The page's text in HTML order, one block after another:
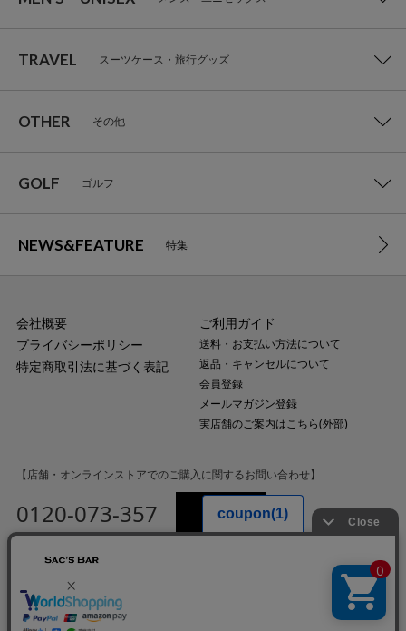
TRAVEL スーツケース・旅行グッズ
OTHER その他
GOLF ゴルフ
NEWS&FEATURE 特集
会社概要
プライバシーポリシー
特定商取引法に基づく表記
ご利用ガイド
送料・お支払い方法について
返品・キャンセルについて
会員登録
メールマガジン登録
実店舗のご案内はこちら(外部)
【店舗・オンラインストアでのご購入に関するお問い合わせ】
0120-073-357 MAIL
（土・日・祝日・年末年始を除く）